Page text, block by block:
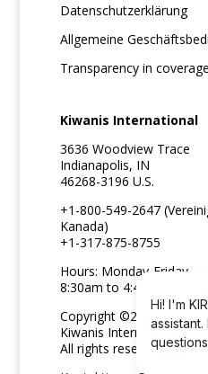
Datenschutzerklärung
Allgemeine
Transparency in coverage
Kiwanis International
3636 Woodview Trace
Indianapolis, IN
46268-3196 U.S.
+1-800-549-2647
Kanada)
+1-317-875-8755
Hours: Monday-Friday
8:30am to 4:45pm ET
Copyright ©2026
Kiwanis International
All rights reserved